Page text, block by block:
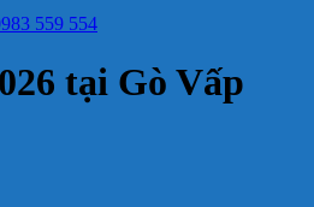
559 554
tại Gò Vấp